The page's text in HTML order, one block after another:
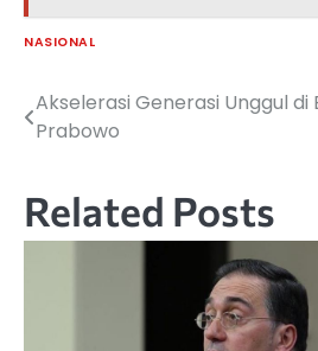
NASIONAL
Navigasi
Akselerasi Generasi Unggul
Prabowo
Related Posts